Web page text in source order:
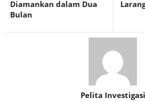
Diamankan dalam Dua
Bulan
Pelita Investigasi